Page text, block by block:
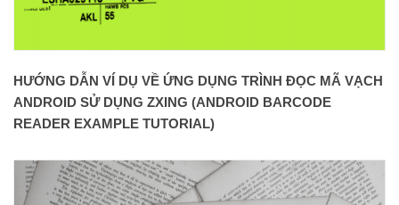
HƯỚNG DẪN VÍ DỤ VỀ ỨNG DỤNG TRÌNH ĐỌC MÃ VẠCH
ANDROID SỬ DỤNG ZXING (ANDROID BARCODE
READER EXAMPLE TUTORIAL)